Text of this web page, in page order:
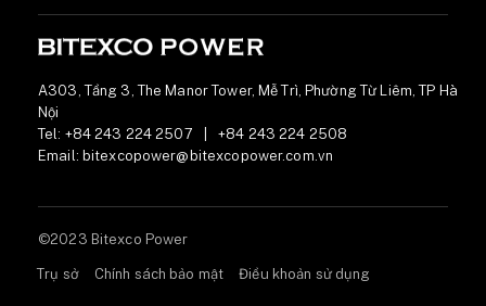
A303, Tầng 3, The Manor Tower, Mễ Trì, Phường Từ Liêm, TP Hà
Nội
Tel: +84 243 224 2507
+84 243 224 2508
Email: bitexcopower@bitexcopower.com.vn
©2023 Bitexco Power
Trụ sở Chính sách bảo mật Điều khoản sử dụng